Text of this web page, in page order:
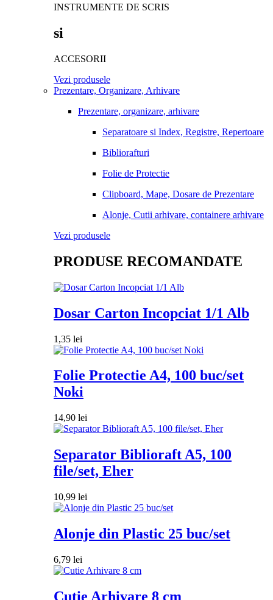
INSTRUMENTE DE SCRIS
si
ACCESORII
Vezi produsele
Prezentare, Organizare, Arhivare
Prezentare, organizare, arhivare
Separatoare si Index, Registre, Repertoare
Bibliorafturi
Folie de Protectie
Clipboard, Mape, Dosare de Prezentare
Alonje, Cutii arhivare, containere arhivare
Vezi produsele
PRODUSE RECOMANDATE
Dosar Carton Incopciat 1/1 Alb
1,35 lei
Folie Protectie A4, 100 buc/set
Noki
14,90 lei
Separator Biblioraft A5, 100
file/set, Eher
10,99 lei
Alonje din Plastic 25 buc/set
6,79 lei
Cutie Arhivare 8 cm